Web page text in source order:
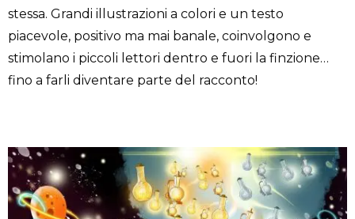
stessa. Grandi illustrazioni a colori e un testo
piacevole, positivo ma mai banale, coinvolgono e
stimolano i piccoli lettori dentro e fuori la finzione…
fino a farli diventare parte del racconto!